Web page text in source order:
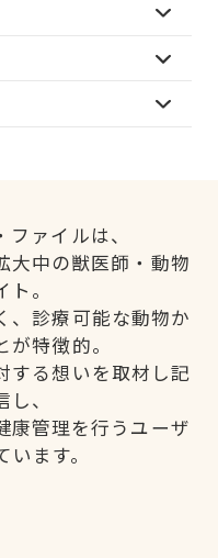
ァイルは、
大中の獣医師・動物
。
、診療可能な動物か
特徴的。
する想いを取材し記
、
康管理を行うユーザ
ます。